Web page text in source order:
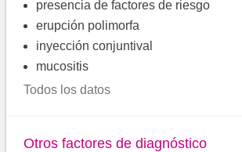
presencia de factores de riesgo
erupción polimorfa
inyección conjuntival
mucositis
Todos los datos
Otros factores de diagnóstico